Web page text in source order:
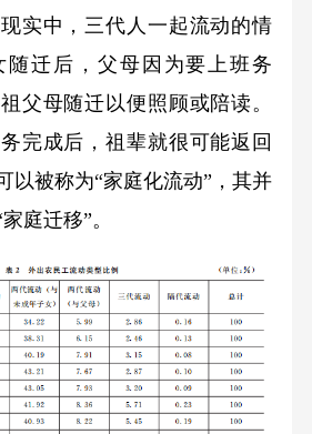
实中，三代人一起流动的情
随迁后，父母因为要上班务
父母随迁以便照顾或陪读。
完成后，祖辈就很可能返回
以被称为“家庭化流动”，其并
庭迁移”。